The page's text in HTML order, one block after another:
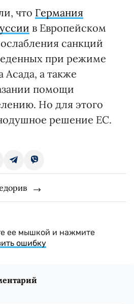
что Германия
в Европейском
санкций
при режиме
Асада, а также
помощи
Но для этого
решение ЕС.
ее мышкой и нажмите
ошибку